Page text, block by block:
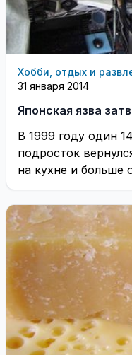
Хобби, отдых и
31 января 2014
Японская язва
В 1999 году один
подросток
на кухне и больше